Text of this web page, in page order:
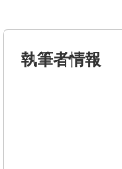
執筆者情報